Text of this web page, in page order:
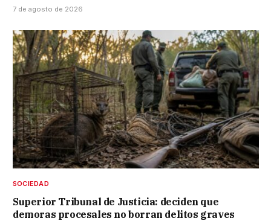
7 de agosto de 2026
SOCIEDAD
Superior Tribunal de Justicia: deciden que
demoras procesales no borran delitos graves